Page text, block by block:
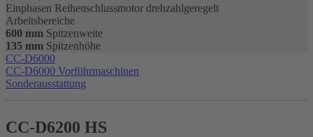
Einphasen Reihenschlussmotor drehzahlgeregelt
Arbeitsbereiche
600 mm Spitzenweite
135 mm Spitzenhöhe
CC-D6000
CC-D6000 Vorführmaschinen
Sonderausstattung
CC-D6200 HS